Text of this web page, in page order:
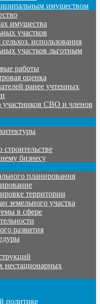
имуществом
имущества
участков
использования
участков льготным
работы
оценка
ранее учтенных
участников СВО и членов
бизнесу
планирования
территории
земельного участка
в сфере
развития
нестационарных
политике